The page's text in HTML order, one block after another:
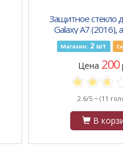
Защитное стекло
Galaxy A7 (2016),
Магазин: 2 шт
Цена 200
2.6/5 ~ (11
В